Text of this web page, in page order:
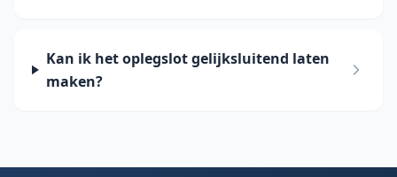
Kan ik het oplegslot gelijksluitend laten
maken?